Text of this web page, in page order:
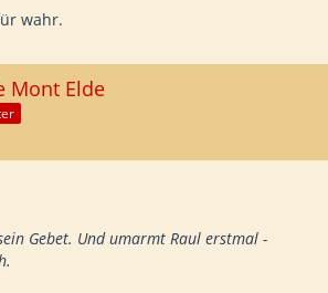
wahr.
Mont Elde
Gebet. Und umarmt Raul erstmal -